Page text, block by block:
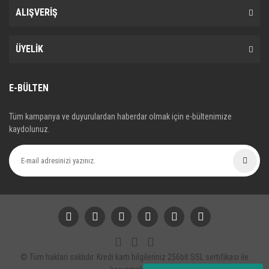
ALIŞVERİŞ
ÜYELİK
E-BÜLTEN
Tüm kampanya ve duyurulardan haberdar olmak için e-bültenimize
kaydolunuz.
© Tüm hakları saklıdır. Kredi kartı bilgileriniz 256bit SSL sertifikası ile